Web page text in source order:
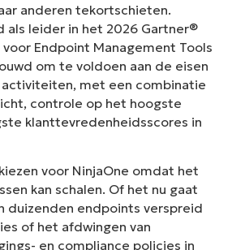
anderen tekortschieten.
als leider in het 2026 Gartner®
Endpoint Management Tools
om te voldoen aan de eisen
met een combinatie
controle op het hoogste
klanttevredenheidsscores in
voor NinjaOne omdat het
kan schalen. Of het nu gaat
duizenden endpoints verspreid
of het afdwingen van
en compliance policies in